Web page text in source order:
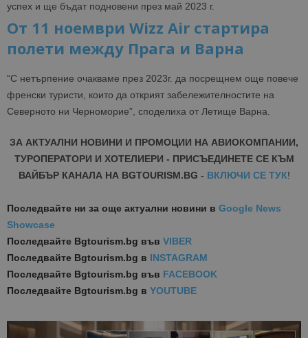
успех и ще бъдат подновени през май 2023 г.
От 11 ноември Wizz Air стартира
полети между Прага и Варна
“С нетърпение очакваме през 2023г. да посрещнем още повече
френски туристи, които да открият забележителностите на
Северното ни Черноморие”, споделиха от Летище Варна.
ЗА АКТУАЛНИ НОВИНИ И ПРОМОЦИИ НА АВИОКОМПАНИИ,
ТУРОПЕРАТОРИ И ХОТЕЛИЕРИ - ПРИСЪЕДИНЕТЕ СЕ КЪМ
ВАЙБЪР КАНАЛА НА BGTOURISM.BG - ВКЛЮЧИ СЕ ТУК!
Последвайте ни за още актуални новини в Google News
Showcase
Последвайте Bgtourism.bg във VIBER
Последвайте Bgtourism.bg в INSTAGRAM
Последвайте Bgtourism.bg във FACEBOOK
Последвайте Bgtourism.bg в YOUTUBE